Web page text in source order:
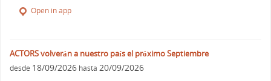
Open in app
ACTORS volverán a nuestro país el próximo Septiembre
desde 18/09/2026 hasta 20/09/2026